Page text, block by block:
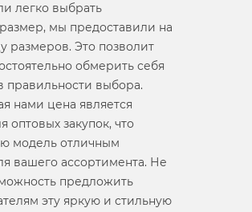
легко выбрать
мы предоставили на
размеров. Это позволит
обмерить себя
правильности выбора.
нами цена является
оптовых закупок, что
модель отличным
вашего ассортимента. Не
предложить
эту яркую и стильную